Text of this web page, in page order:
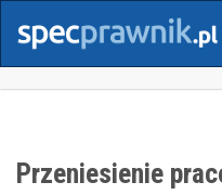
Przeniesienie